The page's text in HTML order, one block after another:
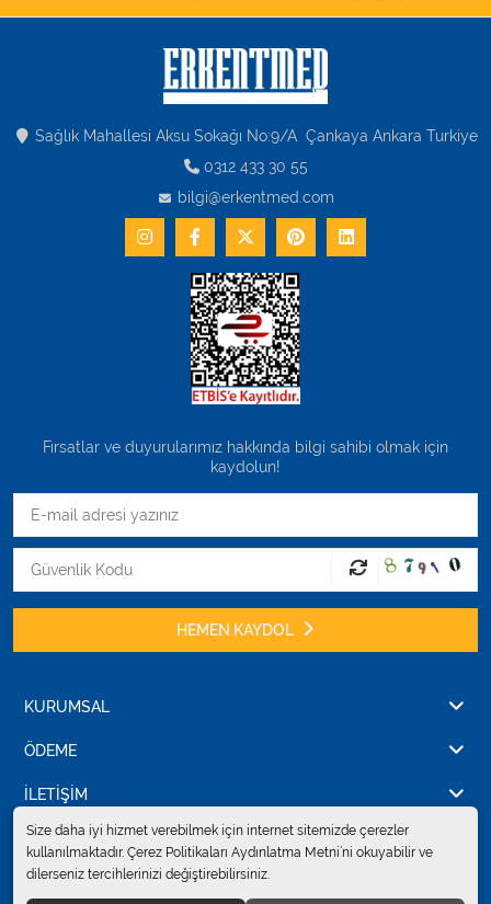
Sağlık Mahallesi Aksu Sokağı No:9/A Çankaya Ankara Turkiye
0312 433 30 55
bilgi@erkentmed.com
Fırsatlar ve duyurularımız hakkında bilgi sahibi olmak için
kaydolun!
HEMEN KAYDOL
KURUMSAL
ÖDEME
İLETİŞİM
© 2024Erkent Sağlık Ürünleri Pazarlama San.ve Tic. Ltd.Şti.
saklıdır.
Size daha iyi hizmet verebilmek için internet sitemizde çerezler
kullanılmaktadır. Çerez Politikaları Aydınlatma Metni’ni okuyabilir ve
dilerseniz tercihlerinizi değiştirebilirsiniz.